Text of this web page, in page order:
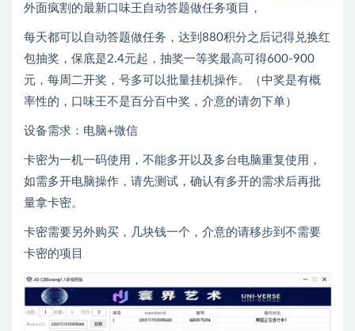
外面疯割的最新口味王自动答题做任务项目，
每天都可以自动答题做任务，达到880积分之后记得兑换红
包抽奖，保底是2.4元起，抽奖一等奖最高可得600-900
元，每周二开奖，号多可以批量挂机操作。（中奖是有概
率性的，口味王不是百分百中奖，介意的请勿下单）
设备需求：电脑+微信
卡密为一机一码使用，不能多开以及多台电脑重复使用，
如需多开电脑操作，请先测试，确认有多开的需求后再批
量拿卡密。
卡密需要另外购买，几块钱一个，介意的请移步到不需要
卡密的项目